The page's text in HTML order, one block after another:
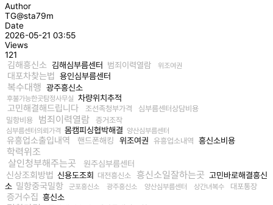
Author
TG@sta79m
Date
2026-05-21 03:55
Views
121
김해흥신소 김해심부름센터 범죄이력열람 위조여권
대포차찾는법 용인심부름센터
복수대행 광주흥신소
후불가능한곳탐정사무실 차량위치추적
고민해결해드립니다 조선족청부가격
심부름센터상담비용
밀항비용
범죄이력열람 증거조작
심부름센터의뢰가격 몸캠피싱협박해결 양산심부름센터
유흥업소출입내역 핸드폰해킹 위조여권 유흥업소내역 흥신소비용
학력위조
살인청부해주는곳
원주심부름센터
신상조회방법 신용도조회 대전흥신소 흥신소일잘하는곳 고민바로해결흥신
소 밀항중국밀항 군포흥신소 광주흥신소 양산심부름센터 상간녀복수 대포통장
증거수집 흥신소